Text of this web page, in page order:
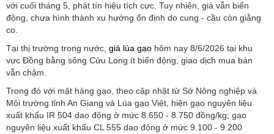
với cuối tháng 5, phát tín hiệu tích cực. Tuy nhiên, giá vẫn biến
động, chưa hình thành xu hướng ổn định do cung - cầu còn giằng
co.
Tại thị trường trong nước, giá lúa gạo hôm nay 8/6/2026 tại khu
vực Đồng bằng sông Cửu Long ít biến động, giao dịch mua bán
vẫn chậm.
Trong đó với mặt hàng gạo, theo cập nhật từ Sở Nông nghiệp và
Môi trường tỉnh An Giang và Lúa gạo Việt, hiện gạo nguyên liệu
xuất khẩu IR 504 dao động ở mức 8.650 - 8.750 đồng/kg; gạo
nguyên liệu xuất khẩu CL 555 dao động ở mức 9.100 - 9.200